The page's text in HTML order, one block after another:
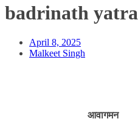
badrinath yatra
April 8, 2025
Malkeet Singh
आवागमन